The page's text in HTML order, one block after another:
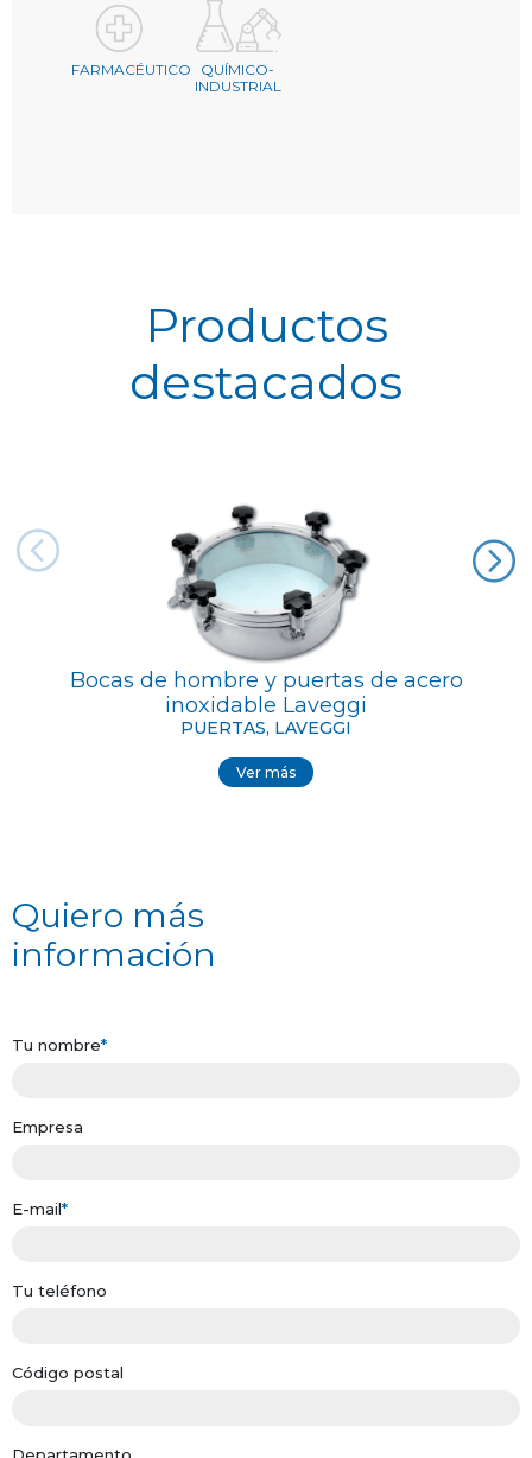
FARMACÉUTICO
QUÍMICO-
INDUSTRIAL
Productos
destacados
Bocas de hombre y puertas de acero
inoxidable Laveggi
PUERTAS, LAVEGGI
Ver más
Quiero más
información
Tu nombre*
Empresa
E-mail*
Tu teléfono
Código postal
Departamento